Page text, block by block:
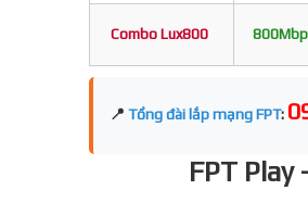
Combo Lux800
📍 Tổng đài lắp mạng FPT:
FPT